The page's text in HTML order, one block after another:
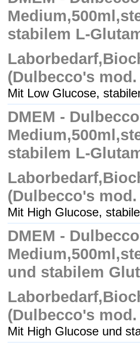
stabilem L-
(Dulbecco's
Mit Low Glucose,
DMEM -
stabilem L-
(Dulbecco's
Mit High Glucose,
DMEM -
und stabilem
(Dulbecco's
Mit High Glucose und